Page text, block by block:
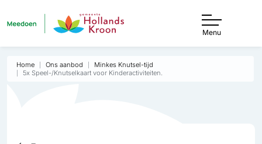
Menu
Home Ons aanbod
Minkes Knutsel-tijd
5x Speel-/Knutselkaart voor Kinderactiviteiten.